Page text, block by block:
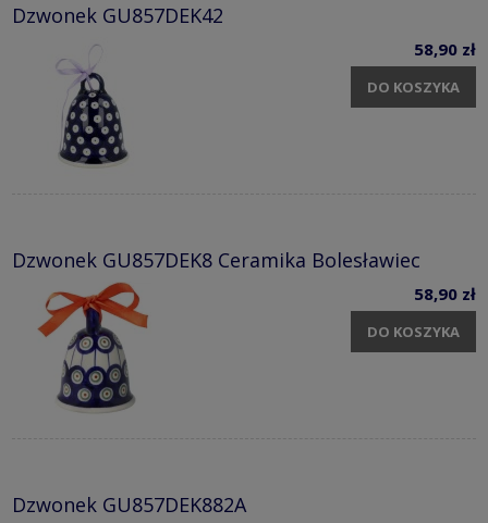
Dzwonek GU857DEK42
58,90 zł
DO KOSZYKA
Dzwonek GU857DEK8 Ceramika Bolesławiec
58,90 zł
DO KOSZYKA
Dzwonek GU857DEK882A